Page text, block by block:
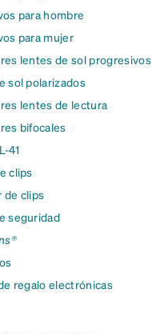
para hombre
para mujer
lentes de sol progresivos
sol polarizados
lentes de lectura
bifocales
41
clips
de clips
seguridad
regalo electrónicas